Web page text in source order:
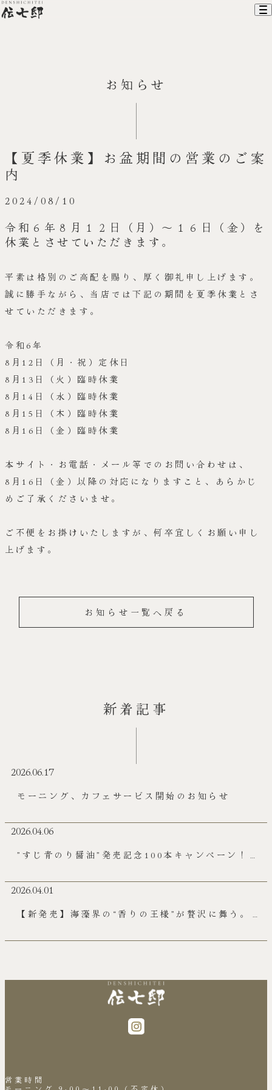
伝七邸について
アクセス
お知らせ
オンラインショップ
お知らせ
【夏季休業】お盆期間の営業のご案
内
2024/08/10
令和６年８月１２日（月）～１６日（金）を
休業とさせていただきます。
平素は格別のご高配を賜り、厚く御礼申し上げます。
誠に勝手ながら、当店では下記の期間を夏季休業とさ
せていただきます。
令和6年
8月12日（月・祝）定休日
8月13日（火）臨時休業
8月14日（水）臨時休業
8月15日（木）臨時休業
8月16日（金）臨時休業
本サイト・お電話・メール等でのお問い合わせは、
8月16日（金）以降の対応になりますこと、あらかじ
めご了承くださいませ。
ご不便をお掛けいたしますが、何卒宜しくお願い申し
上げます。
お知らせ一覧へ戻る
新着記事
2026.06.17
モーニング、カフェサービス開始のお知らせ
2026.04.06
”すじ青のり醤油”発売記念100本キャンペーン！実
2026.04.01
【新発売】海藻界の“香りの王様”が贅沢に舞う。三
営業時間